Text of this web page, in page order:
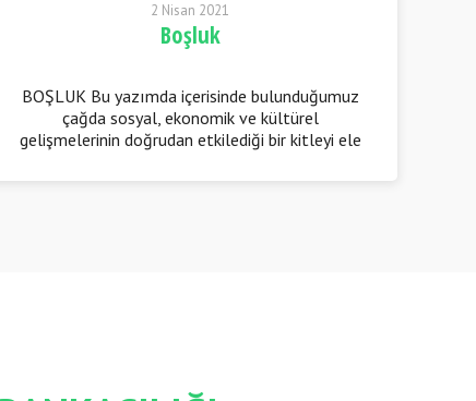
2 Nisan 2021
Boşluk
BOŞLUK Bu yazımda içerisinde bulunduğumuz
çağda sosyal, ekonomik ve kültürel
gelişmelerinin doğrudan etkilediği bir kitleyi ele
hazine ile eş